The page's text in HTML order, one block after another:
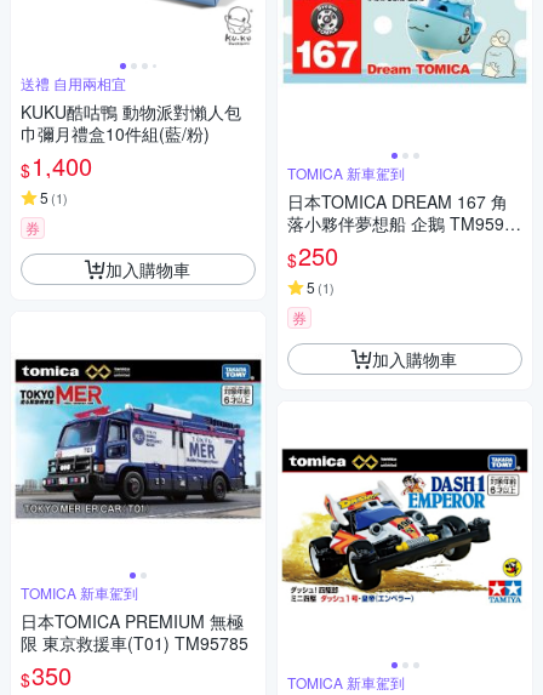
送禮 自用兩相宜
KUKU酷咕鴨 動物派對懶人包
巾彌月禮盒10件組(藍/粉)
$1,400
5 (1)
券
加入購物車
TOMICA 新車駕到
日本TOMICA PREMIUM 無極
限 東京救援車(T01) TM95785
$350
TOMICA 新車駕到
日本TOMICA DREAM 167 角
落小夥伴夢想船 企鵝 TM9599
$250
5 (1)
券
加入購物車
TOMICA 新車駕到